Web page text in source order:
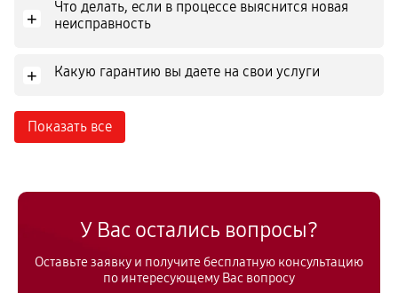
+
Что делать, если в процессе выяснится новая
неисправность
+ Какую гарантию вы даете на свои услуги
Показать все
У Вас остались вопросы?
Оставьте заявку и получите бесплатную консультацию
по интересующему Вас вопросу